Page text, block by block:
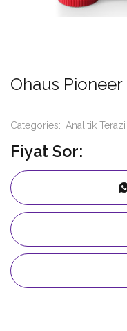
Ohaus
Categories: Analitik Terazi
Fiyat Sor: